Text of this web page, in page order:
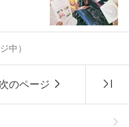
中）
次のページ